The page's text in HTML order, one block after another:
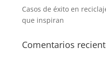
Casos de éxito en
que inspiran
Comentarios